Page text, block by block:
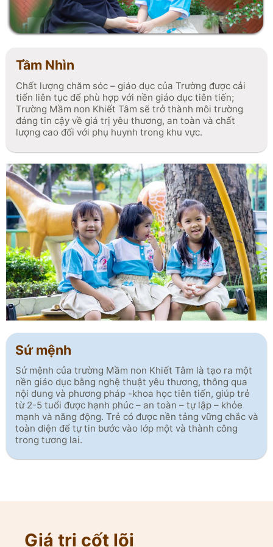
đa tiềm năng của trẻ.
Tầm Nhìn
Chất lượng chăm sóc – giáo dục của Trường được cải
tiến liên tục để phù hợp với nền giáo dục tiên tiến;
Trường Mầm non Khiết Tâm sẽ trở thành môi trường
đáng tin cậy về giá trị yêu thương, an toàn và chất
lượng cao đối với phụ huynh trong khu vực.
Sứ mệnh
Sứ mệnh của trường Mầm non Khiết Tâm là tạo ra một
nền giáo dục bằng nghệ thuật yêu thương, thông qua
nội dung và phương pháp -khoa học tiên tiến, giúp trẻ
từ 2-5 tuổi được hạnh phúc – an toàn – tự lập – khỏe
mạnh và năng động. Trẻ có được nền tảng vững chắc và
toàn diện để tự tin bước vào lớp một và thành công
trong tương lai.
Giá trị cốt lõi